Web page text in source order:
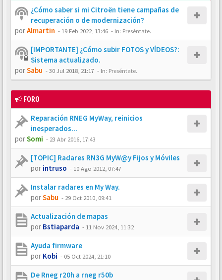
¿Cómo saber si mi Citroën tiene campañas de
recuperación o de modernización?
porAlmartin - 19 Feb 2022, 13:46 - In: Preséntate.
[IMPORTANTE] ¿Cómo subir FOTOS y VÍDEOS?:
Sistema actualizado.
porSabu -30 Jul 2018, 21:17 - In: Preséntate.
FORO
Reparación RNEG MyWay, reinicios
inesperados...
porSomi - 23 Abr 2016, 17:43
[TOPIC] Radares RN3G MyW@y Fijos y Móviles
por intruso - 10 Ago 2012, 07:47
Instalar radares en My Way.
porSabu - 29 Oct 2010, 09:41
Actualización de mapas
por Bstiaparda - 11 Nov 2024, 11:32
Ayuda firmware
por Kobi - 05 Oct 2024, 21:10
De Rneg r20h a rneg r50b